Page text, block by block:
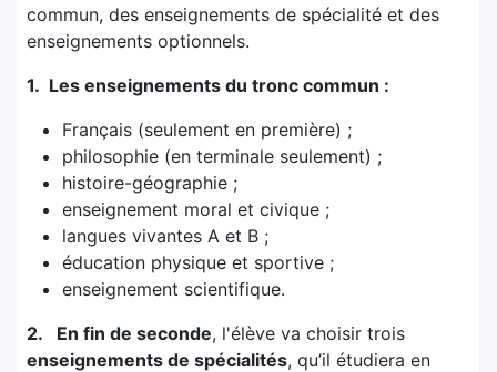
commun, des enseignements de spécialité et des
enseignements optionnels.
1. Les enseignements du tronc commun :
Français (seulement en première) ;
philosophie (en terminale seulement) ;
histoire-géographie ;
enseignement moral et civique ;
langues vivantes A et B ;
éducation physique et sportive ;
enseignement scientifique.
2. En fin de seconde, l'élève va choisir trois
enseignements de spécialités, qu’il étudiera en